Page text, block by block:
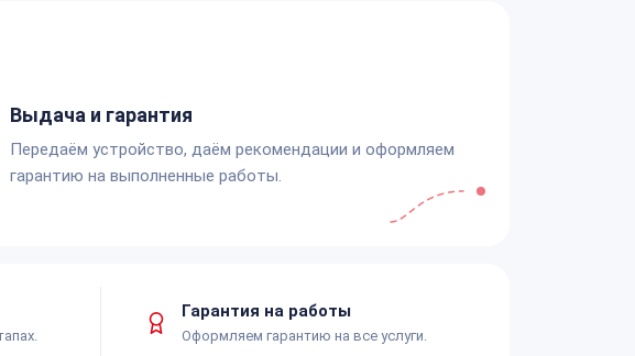
Выдача и гарантия
Передаём устройство, даём рекомендации и оформляем
гарантию на выполненные работы.
Гарантия на работы
Оформляем гарантию на все услуги.